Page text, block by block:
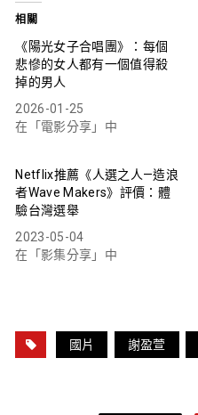
相關
《陽光女子合唱團》：每個
悲慘的女人都有一個值得殺
掉的男人
2026-01-25
在「電影分享」中
Netflix推薦《人選之人—造浪
者Wave Makers》評價：體
驗台灣選舉
2023-05-04
在「影集分享」中
國片 謝盈萱